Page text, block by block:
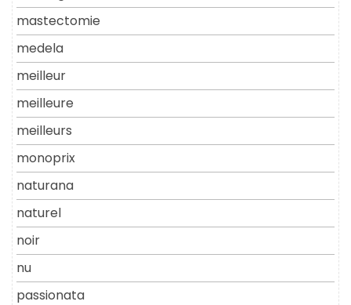
mastectomie
medela
meilleur
meilleure
meilleurs
monoprix
naturana
naturel
noir
nu
passionata